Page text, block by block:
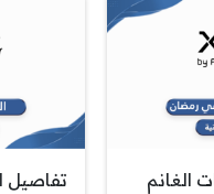
الغانم
تفاصيل